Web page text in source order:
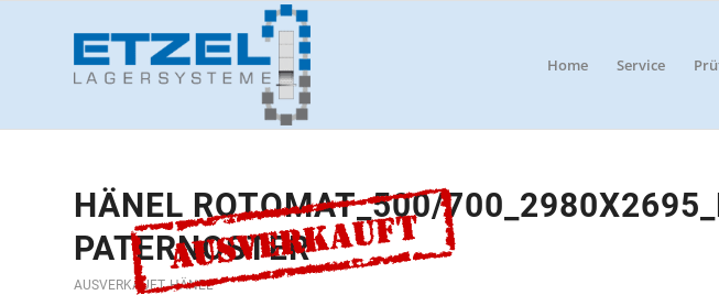
Home Service
HÄNEL ROTOMAT_500/
PATERNOSTER
AUSVERKAUFT,HÄNEL